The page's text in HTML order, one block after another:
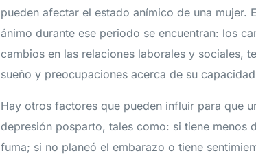
pueden afectar el estado anímico de una
ánimo durante ese periodo se encuentran: los
cambios en las relaciones laborales y sociales,
sueño y preocupaciones acerca de su capacidad
Hay otros factores que pueden influir para que
depresión posparto, tales como: si tiene menos
fuma; si no planeó el embarazo o tiene